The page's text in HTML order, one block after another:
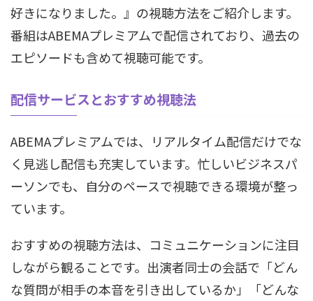
好きになりました。』の視聴方法をご紹介します。
番組はABEMAプレミアムで配信されており、過去の
エピソードも含めて視聴可能です。
配信サービスとおすすめ視聴法
ABEMAプレミアムでは、リアルタイム配信だけでな
く見逃し配信も充実しています。忙しいビジネスパ
ーソンでも、自分のペースで視聴できる環境が整っ
ています。
おすすめの視聴方法は、コミュニケーションに注目
しながら観ることです。出演者同士の会話で「どん
な質問が相手の本音を引き出しているか」「どんな